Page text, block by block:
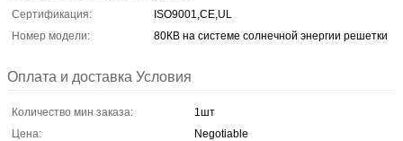
Сертификация:
ISO9001,CE,UL
Номер модели:
80КВ на системе солнечной энергии решетки
Оплата и доставка Условия
Количество мин заказа:
1шт
Цена:
Negotiable